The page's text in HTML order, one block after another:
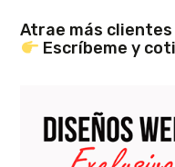
Atrae más
Escríbeme y